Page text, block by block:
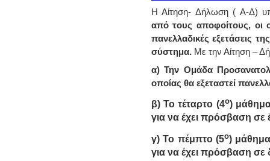
Η Αίτηση- Δήλωση ( Α-Δ)
από τους αποφοίτους, οι
πανελλαδικές εξετάσεις
σύστημα.Με την Αίτηση –
α) Την Ομάδα
οποίας θα εξεταστεί
β) Το τέταρτο (4ο)
για να έχει πρόσβαση σε
γ) Το πέμπτο (5ο)
για να έχει πρόσβαση σε